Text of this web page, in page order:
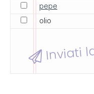
pepe
olio
Inviati